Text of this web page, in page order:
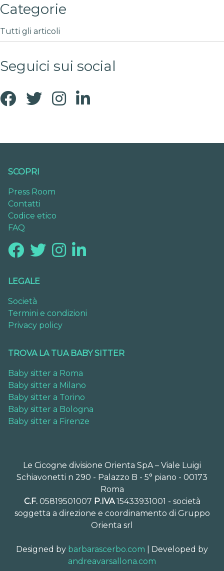
Categorie
Tutti gli articoli
Seguici sui social
SCOPRI
Press Room
Contatti
Codice etico
FAQ
LEGALE
Società
Termini e condizioni
Privacy policy
TROVA LA TUA BABY SITTER
Baby sitter a Roma
Baby sitter a Milano
Baby sitter a Torino
Baby sitter a Bologna
Baby sitter a Firenze
Le Cicogne divisione Orienta SpA – Viale Luigi
Schiavonetti n 290 - Palazzo B - 5° piano - 00173
Roma
C.F.05819501007 P.IVA15433931001 - società
soggetta a direzione e coordinamento di Gruppo
Orienta srl
Designed by barbarascerbo.com | Developed by
andreavarsallona.com